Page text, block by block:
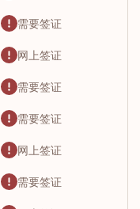
需要签证
网上签证
需要签证
需要签证
网上签证
需要签证